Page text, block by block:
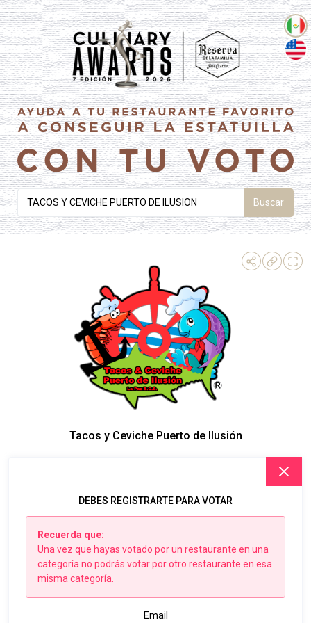
Buscar
Tacos y Ceviche Puerto de Ilusión
DEBES REGISTRARTE PARA VOTAR
Recuerda que:
Una vez que hayas votado por un restaurante en una
categoría no podrás votar por otro restaurante en esa
misma categoría.
Email